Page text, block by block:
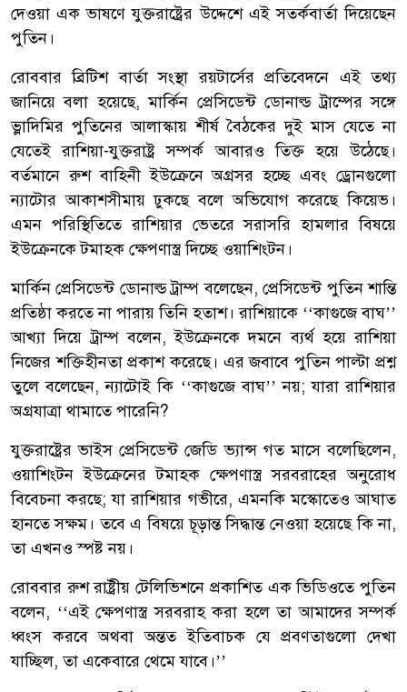
দেওয়া এক ভাষণে যুক্তরাষ্ট্রের উদ্দেশে এই সতর্কবার্তা দিয়েছেন
পুতিন।
রোববার ব্রিটিশ বার্তা সংস্থা রয়টার্সের প্রতিবেদনে এই তথ্য
জানিয়ে বলা হয়েছে, মার্কিন প্রেসিডেন্ট ডোনাল্ড ট্রাম্পের সঙ্গে
ভ্লাদিমির পুতিনের আলাস্কায় শীর্ষ বৈঠকের দুই মাস যেতে না
যেতেই রাশিয়া-যুক্তরাষ্ট্র সম্পর্ক আবারও তিক্ত হয়ে উঠেছে।
বর্তমানে রুশ বাহিনী ইউক্রেনে অগ্রসর হচ্ছে এবং ড্রোনগুলো
ন্যাটোর আকাশসীমায় ঢুকছে বলে অভিযোগ করেছে কিয়েভ।
এমন পরিস্থিতিতে রাশিয়ার ভেতরে সরাসরি হামলার বিষয়ে
ইউক্রেনকে টমাহক ক্ষেপণাস্ত্র দিচ্ছে ওয়াশিংটন।
মার্কিন প্রেসিডেন্ট ডোনাল্ড ট্রাম্প বলেছেন, প্রেসিডেন্ট পুতিন শান্তি
প্রতিষ্ঠা করতে না পারায় তিনি হতাশ। রাশিয়াকে ‌‌‘‘কাগুজে বাঘ’’
আখ্যা দিয়ে ট্রাম্প বলেন, ইউক্রেনকে দমনে ব্যর্থ হয়ে রাশিয়া
নিজের শক্তিহীনতা প্রকাশ করেছে। এর জবাবে পুতিন পাল্টা প্রশ্ন
তুলে বলেছেন, ন্যাটোই কি ‘‘কাগুজে বাঘ’’ নয়; যারা রাশিয়ার
অগ্রযাত্রা থামাতে পারেনি?
যুক্তরাষ্ট্রের ভাইস প্রেসিডেন্ট জেডি ভ্যান্স গত মাসে বলেছিলেন,
ওয়াশিংটন ইউক্রেনের টমাহক ক্ষেপণাস্ত্র সরবরাহের অনুরোধ
বিবেচনা করছে; যা রাশিয়ার গভীরে, এমনকি মস্কোতেও আঘাত
হানতে সক্ষম। তবে এ বিষয়ে চূড়ান্ত সিদ্ধান্ত নেওয়া হয়েছে কি না,
তা এখনও স্পষ্ট নয়।
রোববার রুশ রাষ্ট্রীয় টেলিভিশনে প্রকাশিত এক ভিডিওতে পুতিন
বলেন, ‘‘এই ক্ষেপণাস্ত্র সরবরাহ করা হলে তা আমাদের সম্পর্ক
ধ্বংস করবে অথবা অন্তত ইতিবাচক যে প্রবণতাগুলো দেখা
যাচ্ছিল, তা একেবারে থেমে যাবে।’’